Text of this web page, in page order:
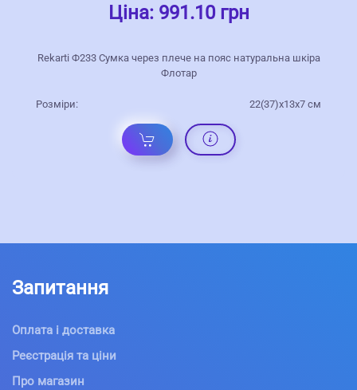
Ціна: 991.10 грн
Rekarti Ф233 Сумка через плече на пояс натуральна шкіра
Флотар
Розміри: 22(37)х13х7 см
Запитання
Оплата і доставка
Реєстрація та ціни
Про магазин